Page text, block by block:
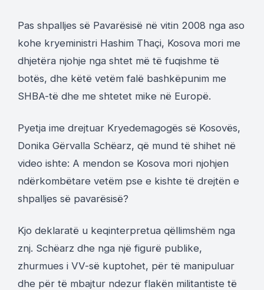
Pas shpalljes së Pavarësisë në vitin 2008 nga aso
kohe kryeministri Hashim Thaçi, Kosova mori me
dhjetëra njohje nga shtet më të fuqishme të
botës, dhe këtë vetëm falë bashkëpunim me
SHBA-të dhe me shtetet mike në Europë.
Pyetja ime drejtuar Kryedemagogës së Kosovës,
Donika Gërvalla Schëarz, që mund të shihet në
video ishte: A mendon se Kosova mori njohjen
ndërkombëtare vetëm pse e kishte të drejtën e
shpalljes së pavarësisë?
Kjo deklaratë u keqinterpretua qëllimshëm nga
znj. Schëarz dhe nga një figurë publike,
zhurmues i VV-së kuptohet, për të manipuluar
dhe për të mbajtur ndezur flakën militantiste të